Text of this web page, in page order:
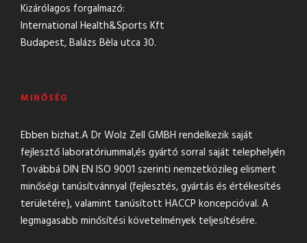
Kizárólagos forgalmazó:
International Health&Sports Kft
Budapest, Balázs Bèla utca 30.
MINŐSÉG
Ebben bizhat.A Dr Wolz Zell GMBH rendelkezik saját
fejlesztő laboratóriummal,és gyártó sorral saját telephelyén
Továbbá DIN EN ISO 9001 szerinti nemzetközileg elismert
minőségi tanúsítvánnyal (fejlesztés, gyártás és értékesítés
területére), valamint tanúsított HACCP koncepcióval. A
legmagasabb minősítési követelmények teljesítésére.